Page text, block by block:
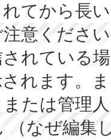
てから長
意くださ
れている
れます。
たは管理
（なぜ編集